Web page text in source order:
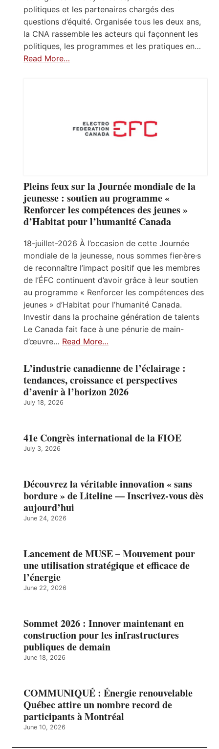
politiques et les partenaires chargés des
questions d’équité. Organisée tous les deux ans,
la CNA rassemble les acteurs qui façonnent les
politiques, les programmes et les pratiques en…
Read More…
Pleins feux sur la Journée mondiale de la
jeunesse : soutien au programme «
Renforcer les compétences des jeunes »
d’Habitat pour l’humanité Canada
18-juillet-2026 À l’occasion de cette Journée
mondiale de la jeunesse, nous sommes fier·ère·s
de reconnaître l’impact positif que les membres
de l’ÉFC continuent d’avoir grâce à leur soutien
au programme « Renforcer les compétences des
jeunes » d’Habitat pour l’humanité Canada.
Investir dans la prochaine génération de talents
Le Canada fait face à une pénurie de main-
d’œuvre… Read More…
L’industrie canadienne de l’éclairage :
tendances, croissance et perspectives
d’avenir à l’horizon 2026
July 18, 2026
41e Congrès international de la FIOE
July 3, 2026
Découvrez la véritable innovation « sans
bordure » de Liteline — Inscrivez-vous dès
aujourd’hui
June 24, 2026
Lancement de MUSE – Mouvement pour
une utilisation stratégique et efficace de
l’énergie
June 22, 2026
Sommet 2026 : Innover maintenant en
construction pour les infrastructures
publiques de demain
June 18, 2026
COMMUNIQUÉ : Énergie renouvelable
Québec attire un nombre record de
participants à Montréal
June 10, 2026